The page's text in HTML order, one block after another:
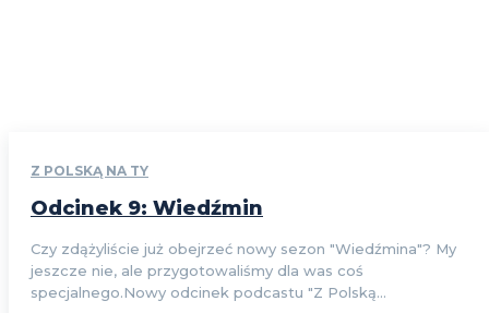
Z POLSKĄ NA TY
Odcinek 9: Wiedźmin
Czy zdążyliście już obejrzeć nowy sezon "Wiedźmina"? My
jeszcze nie, ale przygotowaliśmy dla was coś
specjalnego.Nowy odcinek podcastu "Z Polską...